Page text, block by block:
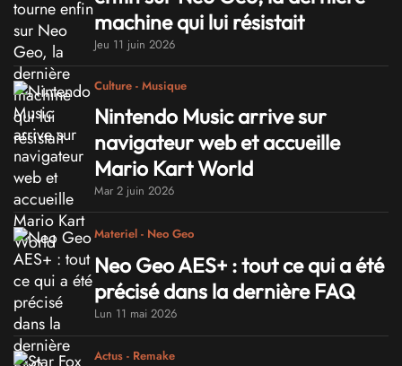
machine qui lui résistait
Jeu 11 juin 2026
Culture - Musique
Nintendo Music arrive sur
navigateur web et accueille
Mario Kart World
Mar 2 juin 2026
Materiel - Neo Geo
Neo Geo AES+ : tout ce qui a été
précisé dans la dernière FAQ
Lun 11 mai 2026
Actus - Remake